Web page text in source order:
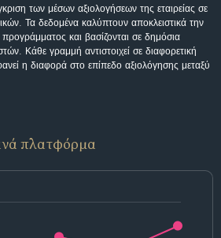
των μέσων αξιολογήσεων της εταιρείας σε
Τα δεδομένα καλύπτουν αποκλειστικά την
και βασίζονται σε δημόσια
Κάθε γραμμή αντιστοιχεί σε διαφορετική
η διαφορά στο επίπεδο αξιολόγησης μεταξύ
πλατφόρμα